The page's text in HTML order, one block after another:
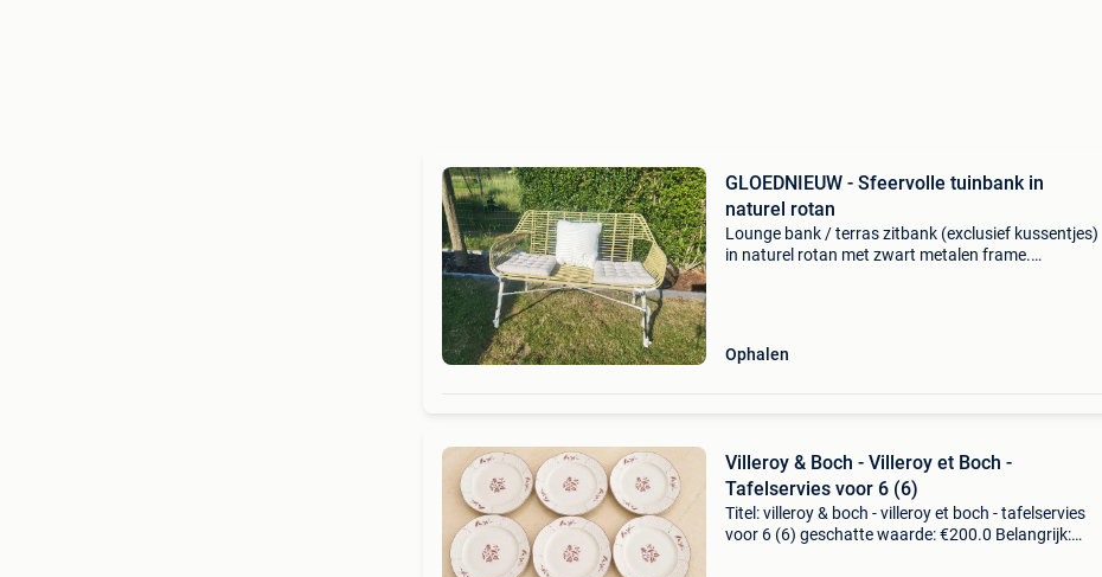
GLOEDNIEUW - Sfeervolle tuinbank in
naturel rotan
Lounge bank / terras zitbank (exclusief kussentjes)
in naturel rotan met zwart metalen frame.
Ophalen
Villeroy & Boch - Villeroy et Boch -
Tafelservies voor 6 (6)
Titel: villeroy & boch - villeroy et boch - tafelservies
voor 6 (6) geschatte waarde: €200.0 Belangrijk: